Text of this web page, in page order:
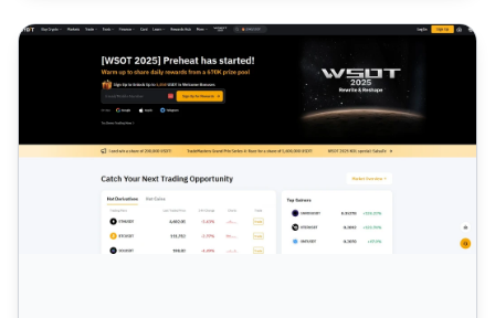
Programme d'affiliation Bybit